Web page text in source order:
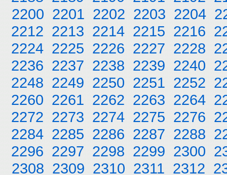
2200 2201 2202 2203 2204
2212 2213 2214 2215 2216
2224 2225 2226 2227 2228
2236 2237 2238 2239 2240
2248 2249 2250 2251 2252
2260 2261 2262 2263 2264
2272 2273 2274 2275 2276
2284 2285 2286 2287 2288
2296 2297 2298 2299 2300
2308 2309 2310 2311 2312